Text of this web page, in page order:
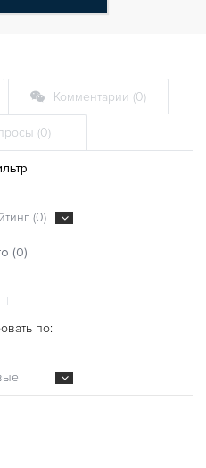
Комментарии (0)
(0)
(0)
(0)
по: